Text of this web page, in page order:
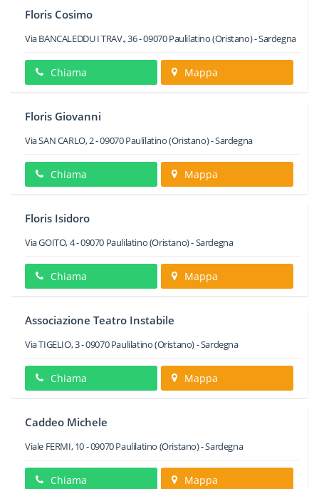
Floris Cosimo
Via BANCALEDDU I TRAV., 36-09070Paulilatino(Oristano) -Sardegna
Chiama Mappa
Floris Giovanni
Via SAN CARLO, 2-09070Paulilatino(Oristano) -Sardegna
Chiama Mappa
Floris Isidoro
Via GOITO, 4-09070 Paulilatino(Oristano) -Sardegna
Chiama Mappa
Associazione Teatro Instabile
Via TIGELIO, 3-09070 Paulilatino(Oristano) -Sardegna
Chiama Mappa
Caddeo Michele
Viale FERMI, 10-09070Paulilatino (Oristano) -Sardegna
Chiama Mappa